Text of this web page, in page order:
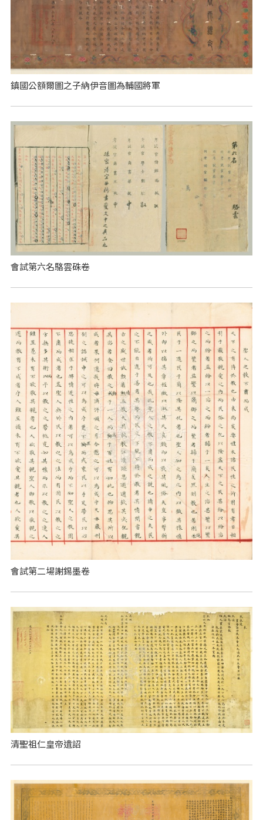
鎮國公額爾圖之子納伊音圖為輔國將軍
會試第六名駱雲硃卷
會試第二場謝錫墨卷
清聖祖仁皇帝遺詔